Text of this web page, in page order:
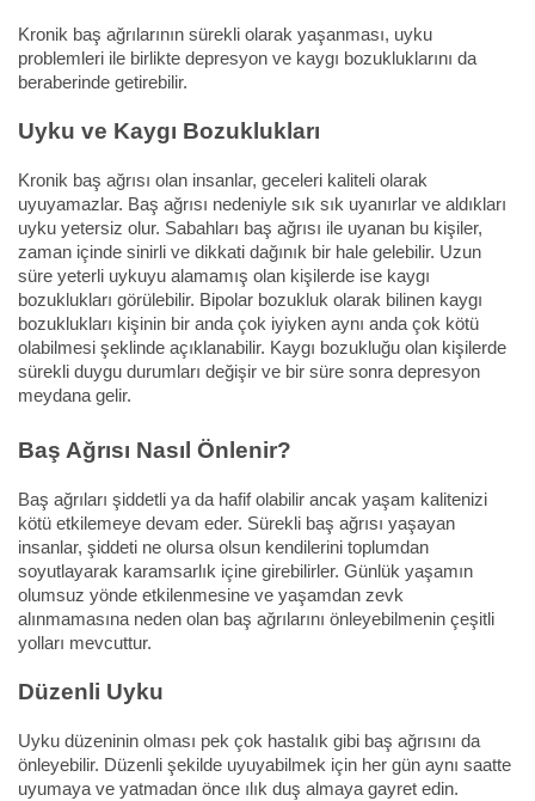
Kronik baş ağrılarının sürekli olarak yaşanması, uyku
problemleri ile birlikte depresyon ve kaygı bozukluklarını da
beraberinde getirebilir.
Uyku ve Kaygı Bozuklukları
Kronik baş ağrısı olan insanlar, geceleri kaliteli olarak
uyuyamazlar. Baş ağrısı nedeniyle sık sık uyanırlar ve aldıkları
uyku yetersiz olur. Sabahları baş ağrısı ile uyanan bu kişiler,
zaman içinde sinirli ve dikkati dağınık bir hale gelebilir. Uzun
süre yeterli uykuyu alamamış olan kişilerde ise kaygı
bozuklukları görülebilir. Bipolar bozukluk olarak bilinen kaygı
bozuklukları kişinin bir anda çok iyiyken aynı anda çok kötü
olabilmesi şeklinde açıklanabilir. Kaygı bozukluğu olan kişilerde
sürekli duygu durumları değişir ve bir süre sonra depresyon
meydana gelir.
Baş Ağrısı Nasıl Önlenir?
Baş ağrıları şiddetli ya da hafif olabilir ancak yaşam kalitenizi
kötü etkilemeye devam eder. Sürekli baş ağrısı yaşayan
insanlar, şiddeti ne olursa olsun kendilerini toplumdan
soyutlayarak karamsarlık içine girebilirler. Günlük yaşamın
olumsuz yönde etkilenmesine ve yaşamdan zevk
alınmamasına neden olan baş ağrılarını önleyebilmenin çeşitli
yolları mevcuttur.
Düzenli Uyku
Uyku düzeninin olması pek çok hastalık gibi baş ağrısını da
önleyebilir. Düzenli şekilde uyuyabilmek için her gün aynı saatte
uyumaya ve yatmadan önce ılık duş almaya gayret edin.